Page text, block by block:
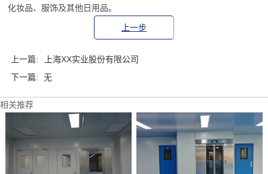
化妆品、服饰及其他日用品。
上一步
上一篇:
上海XX实业股份有限公司
下一篇:
无
相关推荐